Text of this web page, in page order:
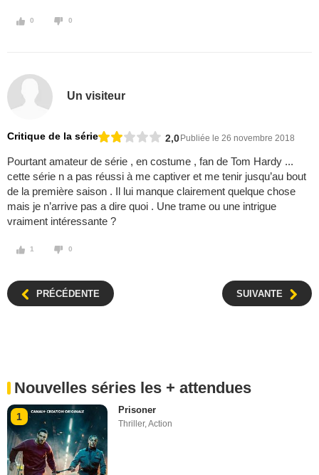
0 0
Un visiteur
Critique de la série 2,0 Publiée le 26 novembre 2018
Pourtant amateur de série , en costume , fan de Tom Hardy ...
cette série n a pas réussi à me captiver et me tenir jusqu’au bout
de la première saison . Il lui manque clairement quelque chose
mais je n’arrive pas a dire quoi . Une trame ou une intrigue
vraiment intéressante ?
1 0
PRÉCÉDENTE SUIVANTE
Nouvelles séries les + attendues
1
Prisoner
Thriller,Action